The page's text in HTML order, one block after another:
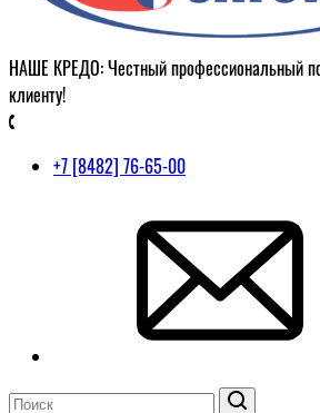
НАШЕ КРЕДО: Честный профессиональный
клиенту!
+7 [8482] 76-65-00